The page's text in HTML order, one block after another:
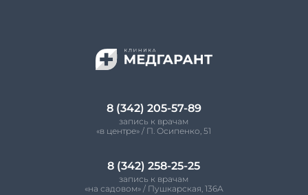
8 (342) 205-57-89
запись к врачам
«в центре» / П. Осипенко, 51
8 (342) 258-25-25
запись к врачам
«на садовом» / Пушкарская, 136А